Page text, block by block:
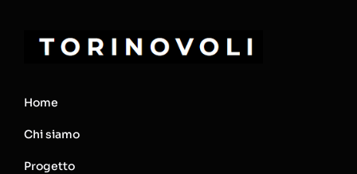
Home
Chi siamo
Progetto